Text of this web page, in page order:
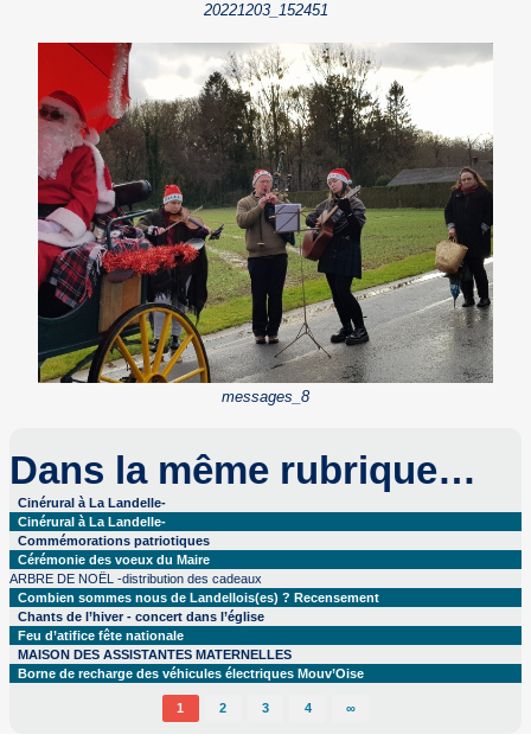
20221203_152451
messages_8
Dans la même rubrique…
Cinérural à La Landelle-
Cinérural à La Landelle-
Commémorations patriotiques
Cérémonie des voeux du Maire
ARBRE DE NOËL -distribution des cadeaux
Combien sommes nous de Landellois(es) ? Recensement
Chants de l’hiver - concert dans l’église
Feu d’atifice fête nationale
MAISON DES ASSISTANTES MATERNELLES
Borne de recharge des véhicules électriques Mouv’Oise
1 2 3 4 ∞